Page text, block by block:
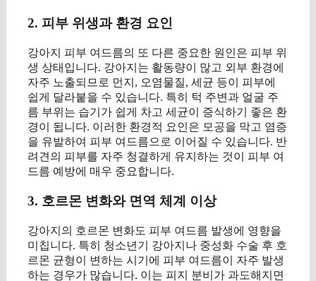
2. 피부 위생과 환경 요인
강아지 피부 여드름의 또 다른 중요한 원인은 피부 위
생 상태입니다. 강아지는 활동량이 많고 외부 환경에
자주 노출되므로 먼지, 오염물질, 세균 등이 피부에
쉽게 달라붙을 수 있습니다. 특히 턱 주변과 얼굴 주
름 부위는 습기가 쉽게 차고 세균이 증식하기 좋은 환
경이 됩니다. 이러한 환경적 요인은 모공을 막고 염증
을 유발하여 피부 여드름으로 이어질 수 있습니다. 반
려견의 피부를 자주 청결하게 유지하는 것이 피부 여
드름 예방에 매우 중요합니다.
3. 호르몬 변화와 면역 체계 이상
강아지의 호르몬 변화도 피부 여드름 발생에 영향을
미칩니다. 특히 청소년기 강아지나 중성화 수술 후 호
르몬 균형이 변하는 시기에 피부 여드름이 자주 발생
하는 경우가 많습니다. 이는 피지 분비가 과도해지면